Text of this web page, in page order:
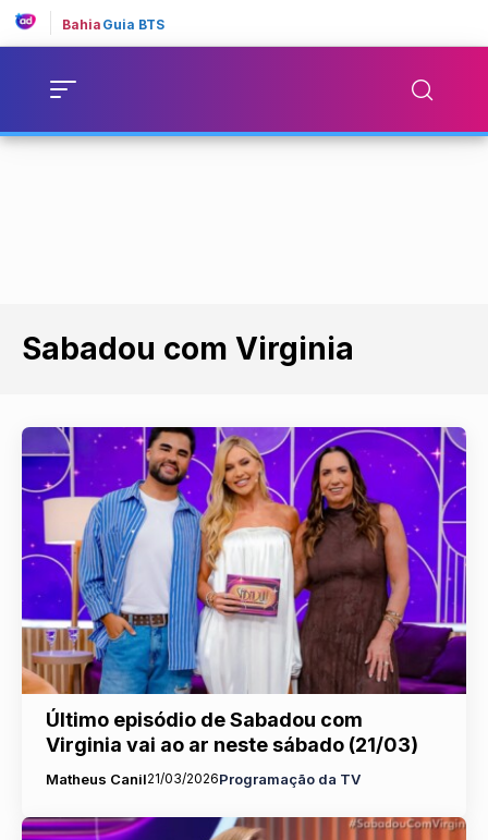
Bahia Guia BTS
Sabadou com Virginia
Último episódio de Sabadou com
Virginia vai ao ar neste sábado (21/03)
Matheus Canil21/03/2026Programação da TV